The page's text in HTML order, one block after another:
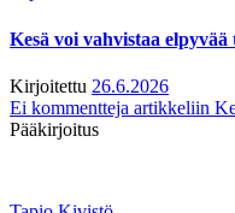
Kesä voi vahvistaa elpyvää
Kirjoitettu 26.6.2026
Ei kommentteja artikkeliin
Pääkirjoitus